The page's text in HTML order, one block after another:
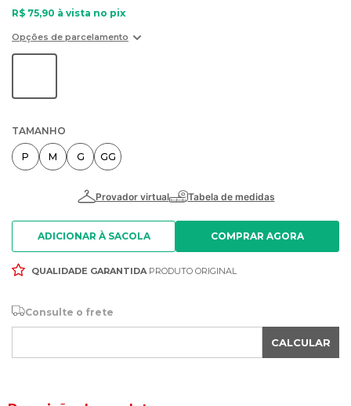
R$ 75,90 à vista no pix
Opções de parcelamento
TAMANHO
P M G GG
ADICIONAR À SACOLA
QUALIDADE GARANTIDAPRODUTO ORIGINAL
Consulte o frete
CALCULAR